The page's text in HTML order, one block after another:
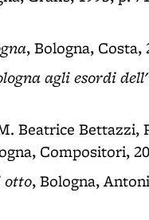
, Bologna, Costa,
agli esordi
Beatrice Bettazzi,
Compositori,
otto, Bologna,